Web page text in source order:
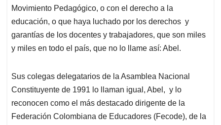
Movimiento Pedagógico, o con el derecho a la
educación, o que haya luchado por los derechos y
garantías de los docentes y trabajadores, que son miles
y miles en todo el país, que no lo llame así: Abel.
Sus colegas delegatarios de la Asamblea Nacional
Constituyente de 1991 lo llaman igual, Abel, y lo
reconocen como el más destacado dirigente de la
Federación Colombiana de Educadores (Fecode), de la